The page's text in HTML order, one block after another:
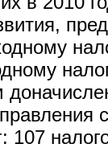
107